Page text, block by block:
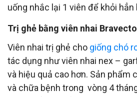
uống nhắc lại 1 viên để khỏi hẳn
Trị ghẻ bằng viên nhai Bravecto
Viên nhai trị ghẻ cho giống chó
tác dụng như viên nhai nex –
và hiệu quả cao hơn. Sản phẩm
và chữa bệnh trong vòng 4